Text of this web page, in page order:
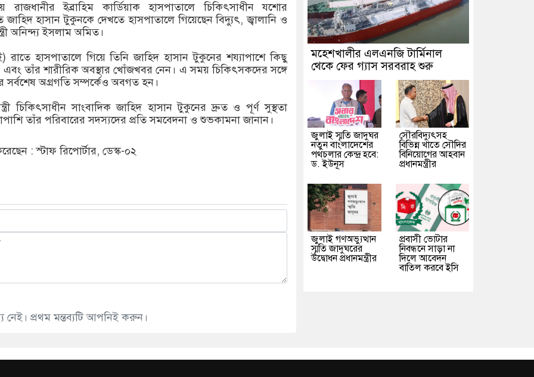
রাজধানীর ইব্রাহিম কার্ডিয়াক হাসপাতালে চিকিৎসাধীন যশোর
জাহিদ হাসান টুকুনকে দেখতে হাসপাতালে গিয়েছেন বিদ্যুৎ, জ্বালানি ও
অনিন্দ্য ইসলাম অমিত।
রাতে হাসপাতালে গিয়ে তিনি জাহিদ হাসান টুকুনের শয্যাপাশে কিছু
তাঁর শারীরিক অবস্থার খোঁজখবর নেন। এ সময় চিকিৎসকদের সঙ্গে
সর্বশেষ অগ্রগতি সম্পর্কেও অবগত হন।
চিকিৎসাধীন সাংবাদিক জাহিদ হাসান টুকুনের দ্রুত ও পূর্ণ সুস্থতা
তাঁর পরিবারের সদস্যদের প্রতি সমবেদনা ও শুভকামনা জানান।
: স্টাফ রিপোর্টার, ডেস্ক-০২
প্রথম মন্তব্যটি আপনিই করুন।
মহেশখালীর এলএনজি টার্মিনাল
থেকে ফের গ্যাস সরবরাহ শুরু
জুলাই স্মৃতি জাদুঘর
নতুন বাংলাদেশের
পথচলার কেন্দ্র হবে:
ড. ইউনূস
সৌরবিদ্যুৎসহ
বিভিন্ন খাতে সৌদির
বিনিয়োগের আহবান
প্রধানমন্ত্রীর
জুলাই গণঅভ্যুত্থান
স্মৃতি জাদুঘরের
উদ্বোধন প্রধানমন্ত্রীর
প্রবাসী ভোটার
নিবন্ধনে সাড়া না
দিলে আবেদন
বাতিল করবে ইসি